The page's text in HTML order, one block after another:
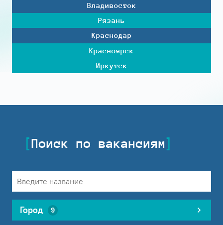
Владивосток
Рязань
Краснодар
Красноярск
Иркутск
Поиск по вакансиям
Город 9